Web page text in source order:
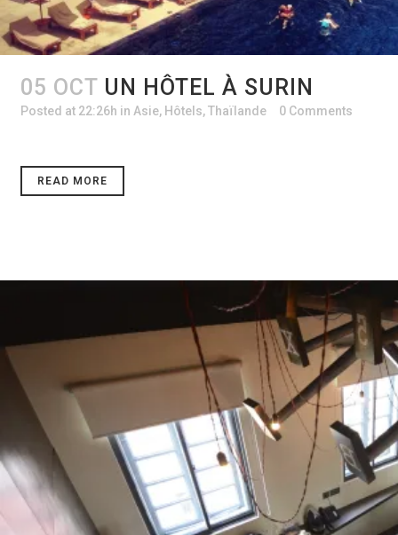
05 OCT UN HÔTEL À SURIN
Posted at 22:26h in Asie, Hôtels,Thaïlande 0 Comments
READ MORE